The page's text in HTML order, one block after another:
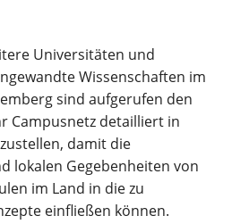
Universitäten und
Wissenschaften im
sind aufgerufen den
Campusnetz detailliert in
damit die
lokalen Gegebenheiten von
im Land in die zu
einfließen können.